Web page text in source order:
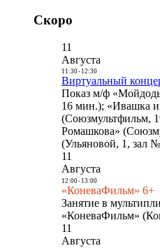
Скоро
11
Августа
11:30- 12:30
Виртуальный
Показ м/ф
16 мин.); «Ивашка
(Союзмультфильм,
Ромашкова»
(Ульяновой, 1, зал
11
Августа
12:00- 13:00
«КоневаФильм» 6+
Занятие в
«КоневаФильм»
11
Августа